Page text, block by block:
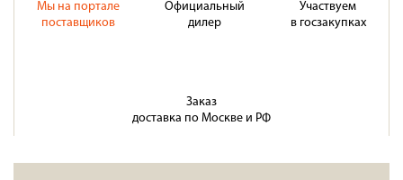
Мы на портале
поставщиков
Официальный
дилер
Участвуем
в госзакупках
Заказ
доставка по Москве и РФ